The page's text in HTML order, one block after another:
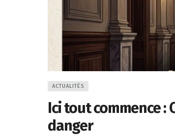
ACTUALITÉS
Ici tout commence :
danger